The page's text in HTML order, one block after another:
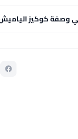
كوكيز